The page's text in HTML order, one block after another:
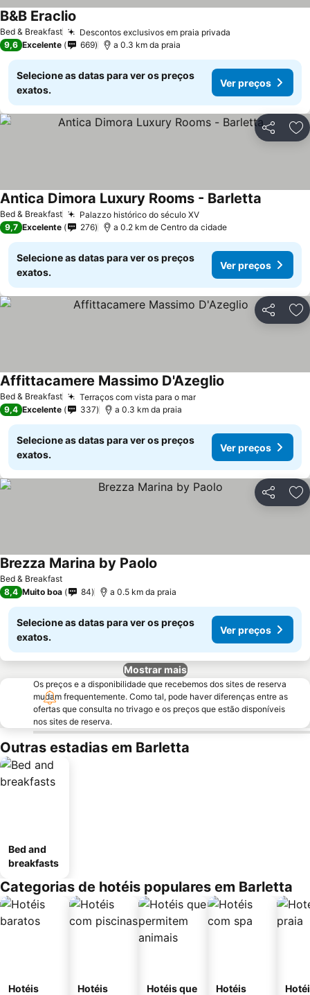
Bed & Breakfast Descontos exclusivos em praia privada
B&B Eraclio
9,6 Excelente 669 a 0.3 km da praia
Selecione as datas para ver os preços
exatos.
Ver preços
Partilhar
Bed & Breakfast Palazzo histórico do século XVVer preços
Antica Dimora Luxury Rooms - Barletta
9,7 Excelente 276 a 0.2 km de Centro da cidade
Selecione as datas para ver os preços
exatos.
Ver preços
Partilhar
Bed & Breakfast Terraços com vista para o marVer preços
Affittacamere Massimo D'Azeglio
9,4 Excelente 337 a 0.3 km da praia
Selecione as datas para ver os preços
exatos.
Ver preços
Partilhar
Bed & Breakfast
Brezza Marina by Paolo
8,4 Muito boa 84 a 0.5 km da praia
Selecione as datas para ver os preços
exatos.
Ver preços
Mostrar mais
Os preços e a disponibilidade que recebemos dos sites de reserva
mudam frequentemente. Como tal, pode haver diferenças entre as
ofertas que consulta no trivago e os preços que estão disponíveis
nos sites de reserva.
Outras estadias em Barletta
Bed and
breakfasts
Categorias de hotéis populares em Barletta
Hotéis
Hotéis
Hotéis que
Hotéis